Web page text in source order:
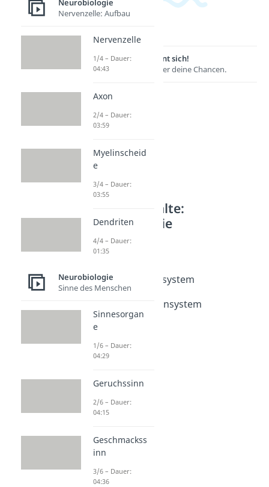
Lernen lohnt sich!
Entdecke hier deine Chancen.
Weitere Inhalte:
Neurobiologie
Nervensystem
Nervensystem
Zentrales Nervensystem
Dauer: 03:44
Peripheres Nervensystem
Dauer: 03:58
Gliazellen
Dauer: 04:46
Neurobiologie
Nervenzelle: Aufbau
Nervenzelle
1/4 – Dauer:
04:43
Axon
2/4 – Dauer:
03:59
Myelinscheid
e
3/4 – Dauer:
03:55
Dendriten
4/4 – Dauer:
01:35
Neurobiologie
Sinne des Menschen
Sinnesorgan
e
1/6 – Dauer:
04:29
Geruchssinn
2/6 – Dauer:
04:15
Geschmackss
inn
3/6 – Dauer:
04:36